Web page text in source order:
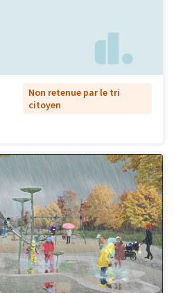
Non retenue par le tri
citoyen